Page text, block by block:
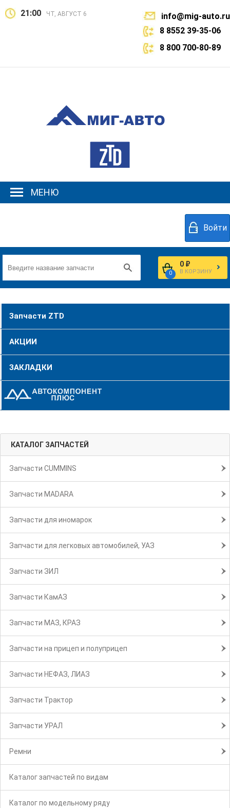
21:00 ЧТ, АВГУСТ 6
info@mig-auto.ru
8 8552 39-35-06
8 800 700-80-89
МЕНЮ
Войти
0
0 ₽
В КОРЗИНУ
Запчасти ZTD
АКЦИИ
ЗАКЛАДКИ
КАТАЛОГ ЗАПЧАСТЕЙ
Запчасти CUMMINS
Запчасти MADARA
Запчасти для иномарок
Запчасти для легковых автомобилей, УАЗ
Запчасти ЗИЛ
Запчасти КамАЗ
Запчасти МАЗ, КРАЗ
Запчасти на прицеп и полуприцеп
Запчасти НЕФАЗ, ЛИАЗ
Запчасти Трактор
Запчасти УРАЛ
Ремни
Каталог запчастей по видам
Каталог по модельному ряду